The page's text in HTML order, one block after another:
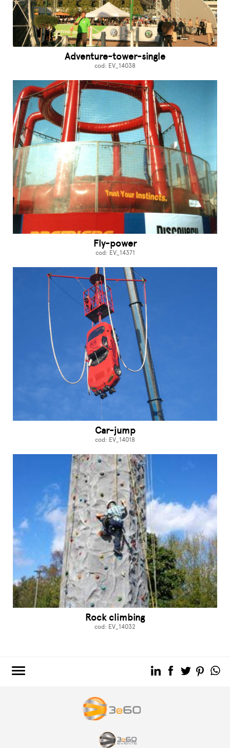
Adventure-tower-single
cod: EV_14038
Fly-power
cod: EV_14371
Car-jump
cod: EV_14018
Rock climbing
cod: EV_14032